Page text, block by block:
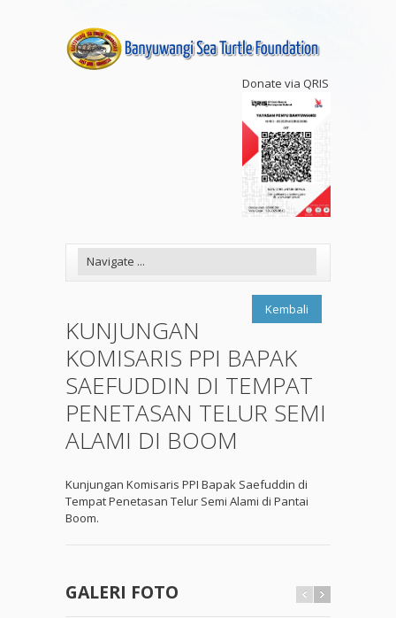
Donate via QRIS
Kembali
KUNJUNGAN
KOMISARIS PPI BAPAK
SAEFUDDIN DI TEMPAT
PENETASAN TELUR SEMI
ALAMI DI BOOM
Kunjungan Komisaris PPI Bapak Saefuddin di
Tempat Penetasan Telur Semi Alami di Pantai
Boom.
GALERI FOTO